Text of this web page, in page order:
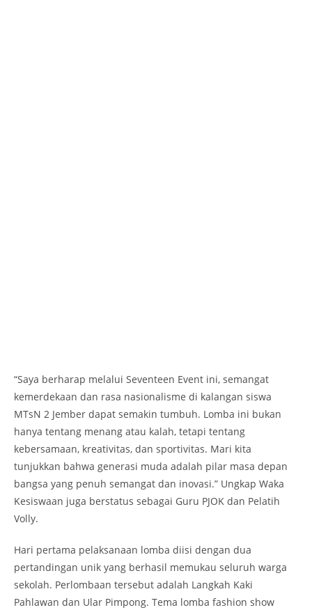
“Saya berharap melalui Seventeen Event ini, semangat
kemerdekaan dan rasa nasionalisme di kalangan siswa
MTsN 2 Jember dapat semakin tumbuh. Lomba ini bukan
hanya tentang menang atau kalah, tetapi tentang
kebersamaan, kreativitas, dan sportivitas. Mari kita
tunjukkan bahwa generasi muda adalah pilar masa depan
bangsa yang penuh semangat dan inovasi.” Ungkap Waka
Kesiswaan juga berstatus sebagai Guru PJOK dan Pelatih
Volly.
Hari pertama pelaksanaan lomba diisi dengan dua
pertandingan unik yang berhasil memukau seluruh warga
sekolah. Perlombaan tersebut adalah Langkah Kaki
Pahlawan dan Ular Pimpong. Tema lomba fashion show